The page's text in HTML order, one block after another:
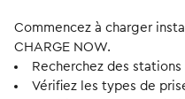
Commencez à charger
CHARGE NOW.
Recherchez des
Vérifiez les types de